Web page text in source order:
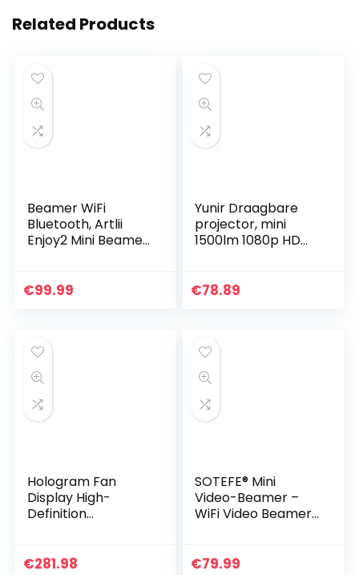
Related Products
Beamer WiFi
Bluetooth, Artlii
Enjoy2 Mini Beamer,
Home Theater
€99.99
Yunir Draagbare
projector, mini
1500lm 1080p HD
videoplayer-
€78.89
Hologram Fan
Display High-
Definition
Projection
€281.98
SOTEFE® Mini
Video-Beamer –
WiFi Video Beamer
Smartphone
€79.99